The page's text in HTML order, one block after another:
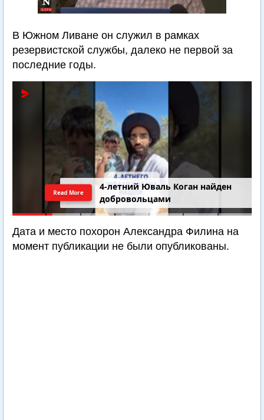
В Южном Ливане он служил в рамках
резервистской службы, далеко не первой за
последние годы.
4-летний Юваль Коган найден
добровольцами
Read More
Дата и место похорон Александра Филина на
момент публикации не были опубликованы.